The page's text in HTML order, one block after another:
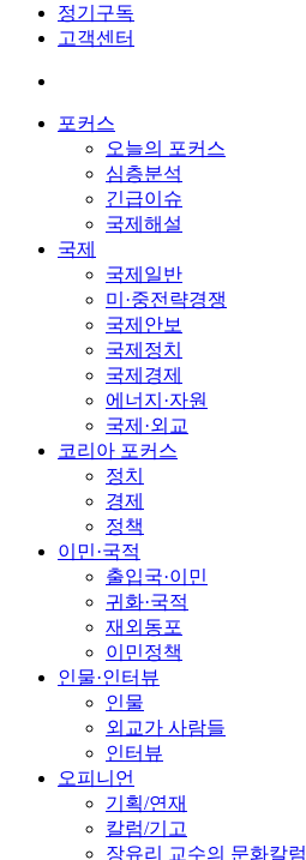
정기구독
고객센터
포커스
오늘의 포커스
심층분석
긴급이슈
국제해설
국제
국제일반
미·중전략경쟁
국제안보
국제정치
국제경제
에너지·자원
국제·외교
코리아 포커스
정치
경제
정책
이민·국적
출입국·이민
귀화·국적
재외동포
이민정책
인물·인터뷰
인물
외교가 사람들
인터뷰
오피니언
기획/연재
칼럼/기고
장유리 교수의 문화칼럼